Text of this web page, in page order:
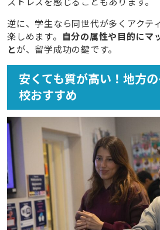
逆に、学生なら同世代が多くアクテ
楽しめます。
自分の属性や目的にマ
と が、留学成功の鍵です。
安くても質が高い！地方
校おすすめ